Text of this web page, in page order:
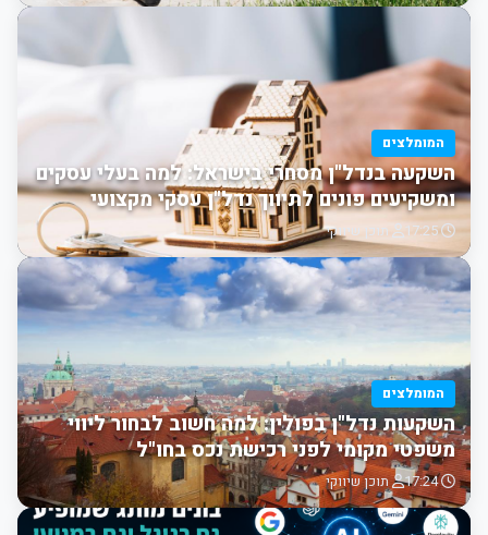
המומלצים
השקעה בנדל"ן מסחרי בישראל: למה בעלי עסקים
ומשקיעים פונים לתיווך נדל"ן עסקי מקצועי
17:25 תוכן שיווקי
המומלצים
השקעות נדל"ן בפולין: למה חשוב לבחור ליווי
משפטי מקומי לפני רכישת נכס בחו"ל
17:24 תוכן שיווקי